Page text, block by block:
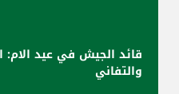
قائد الجيش في عيد الام:
والتفاني